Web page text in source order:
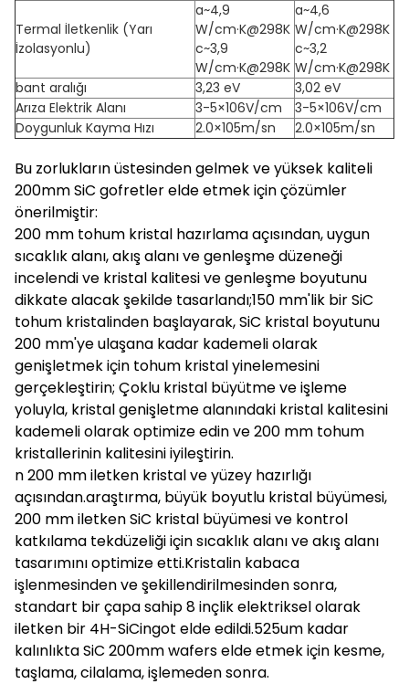
Termal İletkenlik (Yarı
İzolasyonlu)
a~4,9
W/cm·K@298K
c~3,9
W/cm·K@298K
a~4,6
W/cm·K@298K
c~3,2
W/cm·K@298K
bant aralığı
3,23 eV
3,02 eV
Arıza Elektrik Alanı
3-5×106V/cm
3-5×106V/cm
Doygunluk Kayma Hızı
2.0×105m/sn 2.0×105m/sn
Bu zorlukların üstesinden gelmek ve yüksek kaliteli
200mm SiC gofretler elde etmek için çözümler
önerilmiştir:
200 mm tohum kristal hazırlama açısından, uygun
sıcaklık alanı, akış alanı ve genleşme düzeneği
incelendi ve kristal kalitesi ve genleşme boyutunu
dikkate alacak şekilde tasarlandı;150 mm'lik bir SiC
tohum kristalinden başlayarak, SiC kristal boyutunu
200 mm'ye ulaşana kadar kademeli olarak
genişletmek için tohum kristal yinelemesini
gerçekleştirin; Çoklu kristal büyütme ve işleme
yoluyla, kristal genişletme alanındaki kristal kalitesini
kademeli olarak optimize edin ve 200 mm tohum
kristallerinin kalitesini iyileştirin.
n 200 mm iletken kristal ve yüzey hazırlığı
açısından.araştırma, büyük boyutlu kristal büyümesi,
200 mm iletken SiC kristal büyümesi ve kontrol
katkılama tekdüzeliği için sıcaklık alanı ve akış alanı
tasarımını optimize etti.Kristalin kabaca
işlenmesinden ve şekillendirilmesinden sonra,
standart bir çapa sahip 8 inçlik elektriksel olarak
iletken bir 4H-SiCingot elde edildi.525um kadar
kalınlıkta SiC 200mm wafers elde etmek için kesme,
taşlama, cilalama, işlemeden sonra.